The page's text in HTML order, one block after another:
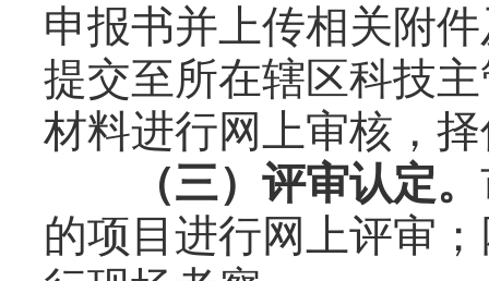
申报书并上传相关附
提交至所在辖区科技
材料进行网上审核，
（三）评审认定。
的项目进行网上评审